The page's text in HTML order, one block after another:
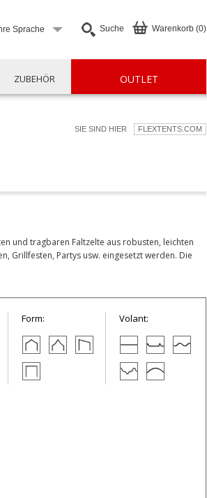
Warenkorb (0)
Suche
Sprache
ZUBEHÖR OUTLET
SIE SIND HIER FLEXTENTS.COM
und tragbaren Faltzelte aus robusten, leichten
Grillfesten, Partys usw. eingesetzt werden. Die
Form: Volant: